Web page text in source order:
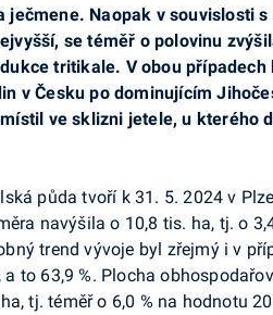
ječmene. Naopak v souvislosti
se téměř o polovinu
tritikale. V obou případech
v Česku po dominujícím
ve sklizni jetele, u kterého
půda tvoří k 31. 5. 2024 v
navýšila o 10,8 tis. ha, tj. o
trend vývoje byl zřejmý i v
to 63,9 %. Plocha
tj. téměř o 6,0 % na hodnotu